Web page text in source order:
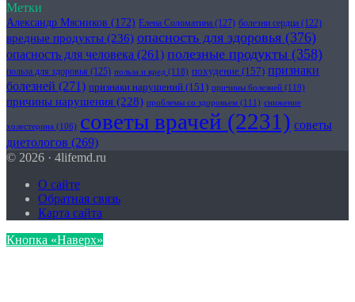
Метки
Александр Мясников (172) Елена Соломатина (127) болезни сердца (122)
вредные продукты (236) опасность для здоровья (376)
опасность для человека (261) полезные продукты (358)
польза для здоровья (125) польза и вред (118) похудение (157) признаки
болезней (271) признаки нарушений (151) причины болезней (119)
причины нарушения (228) проблемы со здоровьем (111) снижение
холестерина (106) советы врачей (2231) советы
диетологов (269)
© 2026 · 4lifemd.ru
О сайте
Обратная связь
Карта сайта
Кнопка «Наверх»